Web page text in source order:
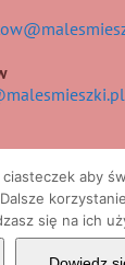
Reserved |
aby
się na ich